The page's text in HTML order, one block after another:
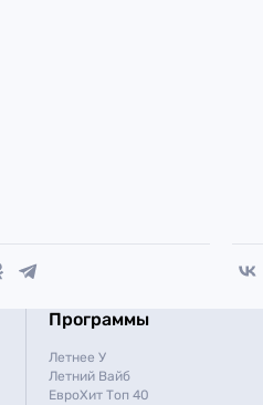
Программы
Летнее У
Летний Вайб
ЕвроХит Топ 40